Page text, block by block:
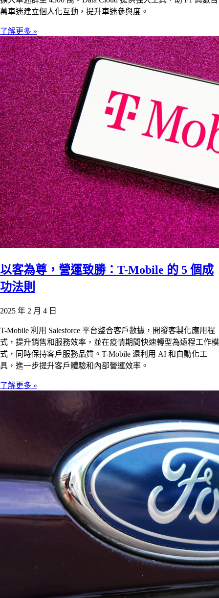
萬車迷建立個人化互動，提升車迷參與度。
了解更多 »
以客為尊，營運致勝：T-Mobile 的 5 個成
功法則
2025 年 2 月 4 日
T-Mobile 利用 Salesforce 平台整合客戶數據，開發客製化應用程
式，提升銷售和服務效率，並在疫情期間快速轉型為遠程工作模
式，同時保持客戶服務品質。T-Mobile 還利用 AI 和自動化工
具，進一步提升客戶體驗和內部營運效率。
了解更多 »